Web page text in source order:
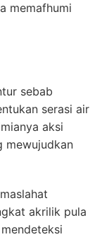
memafhumi
sebab
serasi air
aksi
mewujudkan
akrilik pula